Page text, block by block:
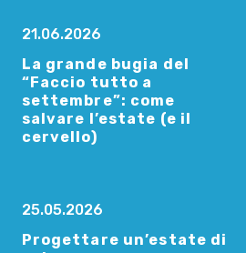
21.06.2026
La grande bugia del
“Faccio tutto a
settembre”: come
salvare l’estate (e il
cervello)
25.05.2026
Progettare un’estate di